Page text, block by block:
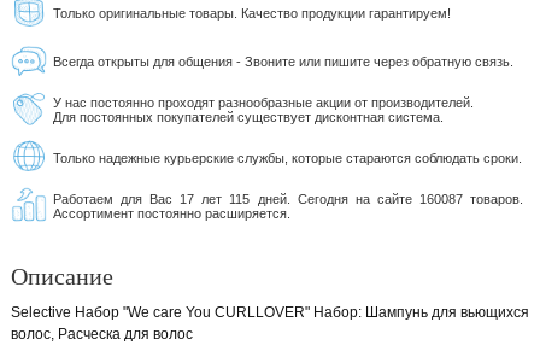
Только оригинальные товары. Качество продукции гарантируем!
Всегда открыты для общения - Звоните или пишите через обратную связь.
У нас постоянно проходят разнообразные акции от производителей.
Для постоянных покупателей существует дисконтная система.
Только надежные курьерские службы, которые стараются соблюдать сроки.
Работаем для Вас 17 лет 115 дней. Сегодня на сайте 160087 товаров.
Ассортимент постоянно расширяется.
Описание
Selective Набор "We care You CURLLOVER" Набор: Шампунь для вьющихся
волос, Расческа для волос